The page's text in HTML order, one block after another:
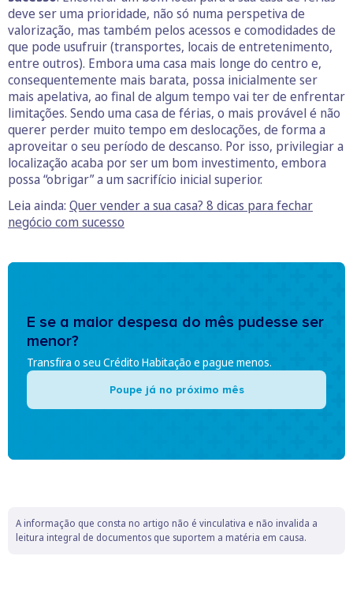
deve ser uma prioridade, não só numa perspetiva de
valorização, mas também pelos acessos e comodidades de
que pode usufruir (transportes, locais de entretenimento,
entre outros). Embora uma casa mais longe do centro e,
consequentemente mais barata, possa inicialmente ser
mais apelativa, ao final de algum tempo vai ter de enfrentar
limitações. Sendo uma casa de férias, o mais provável é não
querer perder muito tempo em deslocações, de forma a
aproveitar o seu período de descanso. Por isso, privilegiar a
localização acaba por ser um bom investimento, embora
possa “obrigar” a um sacrifício inicial superior.
Leia ainda: Quer vender a sua casa? 8 dicas para fechar
negócio com sucesso
E se a maior despesa do mês pudesse ser
menor?
Transfira o seu Crédito Habitação e pague menos.
Poupe já no próximo mês
A informação que consta no artigo não é vinculativa e não invalida a
leitura integral de documentos que suportem a matéria em causa.